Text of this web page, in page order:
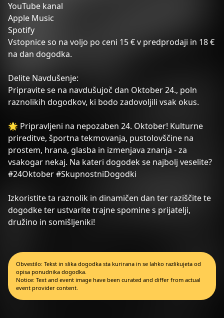
YouTube kanal
Apple Music
Spotify
Vstopnice so na voljo po ceni 15 € v predprodaji in 18 €
na dan dogodka.
Delite Navdušenje:
Pripravite se na navdušujoč dan Oktober 24., poln
raznolikih dogodkov, ki bodo zadovoljili vsak okus.
🌟 Pripravljeni na nepozaben 24. Oktober! Kulturne
prireditve, športna tekmovanja, pustolovščine na
prostem, hrana, glasba in izmenjava znanja - za
vsakogar nekaj. Na kateri dogodek se najbolj veselite?
#24Oktober #SkupnostniDogodki
Izkoristite ta raznolik in dinamičen dan ter raziščite te
dogodke ter ustvarite trajne spomine s prijatelji,
družino in somišljeniki!
Obvestilo: Tekst in slika dogodka sta kurirana in se lahko razlikujeta od
opisa ponudnika dogodka.
Notice: Text and event image have been curated and differ from actual
event provider content.